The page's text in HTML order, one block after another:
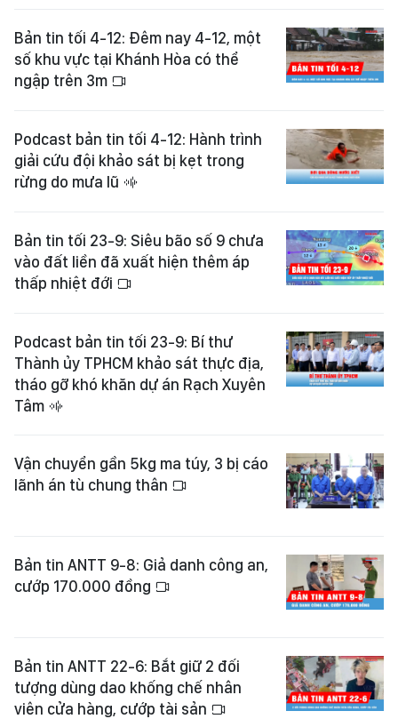
Bản tin tối 4-12: Đêm nay 4-12, một
số khu vực tại Khánh Hòa có thể
ngập trên 3m
Podcast bản tin tối 4-12: Hành trình
giải cứu đội khảo sát bị kẹt trong
rừng do mưa lũ
Bản tin tối 23-9: Siêu bão số 9 chưa
vào đất liền đã xuất hiện thêm áp
thấp nhiệt đới
Podcast bản tin tối 23-9: Bí thư
Thành ủy TPHCM khảo sát thực địa,
tháo gỡ khó khăn dự án Rạch Xuyên
Tâm
Vận chuyển gần 5kg ma túy, 3 bị cáo
lãnh án tù chung thân
Bản tin ANTT 9-8: Giả danh công an,
cướp 170.000 đồng
Bản tin ANTT 22-6: Bắt giữ 2 đối
tượng dùng dao khống chế nhân
viên cửa hàng, cướp tài sản